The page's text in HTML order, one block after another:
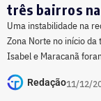
três bairros
Uma instabilidade na
Zona Norte no início
Isabel e Maracanã
Redação11/12/